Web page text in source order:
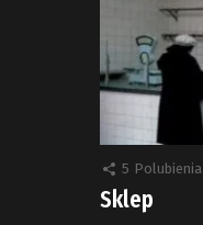
5 Polubienia
Sklep